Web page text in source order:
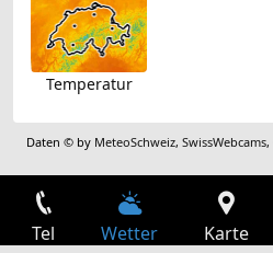
Temperatur
Daten © by MeteoSchweiz,SwissWebcams,
Tel Wetter Karte